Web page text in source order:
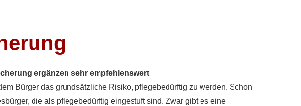
ergänzen sehr empfehlenswert
Bürger das grundsätzliche Risiko, pflegebedürftig zu werden. Schon
die als pflegebedürftig eingestuft sind. Zwar gibt es eine